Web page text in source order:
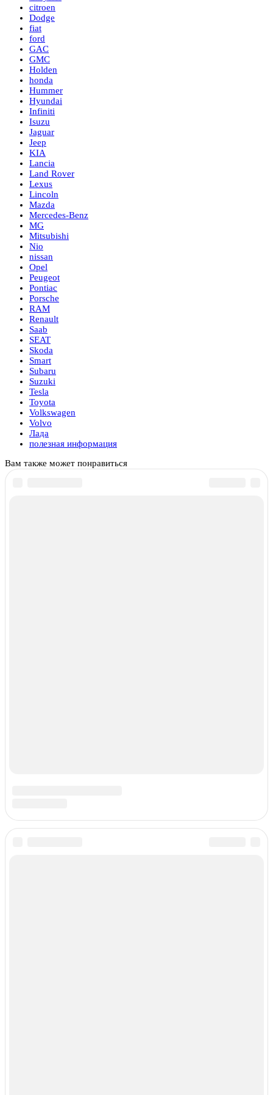
citroen
Dodge
fiat
ford
GAC
GMC
Holden
honda
Hummer
Hyundai
Infiniti
Isuzu
Jaguar
Jeep
KIA
Lancia
Land Rover
Lexus
Lincoln
Mazda
Mercedes-Benz
MG
Mitsubishi
Nio
nissan
Opel
Peugeot
Pontiac
Porsche
RAM
Renault
Saab
SEAT
Skoda
Smart
Subaru
Suzuki
Tesla
Toyota
Volkswagen
Volvo
Лада
полезная информация
Вам также может понравиться